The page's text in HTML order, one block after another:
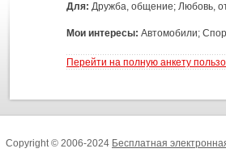
Для: Дружба, общение; Любовь,
Мои интересы: Автомобили;
Перейти на полную анкету
Copyright © 2006-2024 Бесплатная